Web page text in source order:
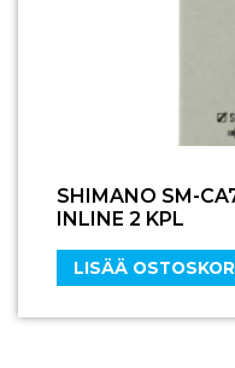
SHIMANO SM-
INLINE 2 KPL
LISÄÄ